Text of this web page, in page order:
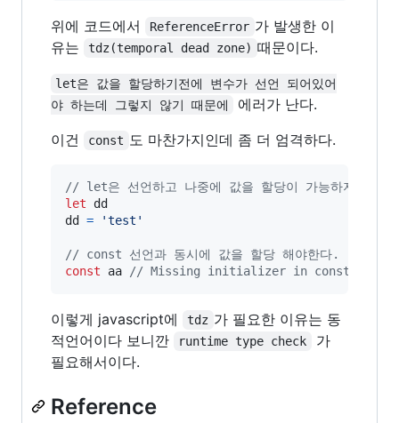
위에 코드에서 ReferenceError 가 발생한 이
유는
tdz(temporal dead zone) 때문이다.
let은 값을 할당하기전에 변수가 선언 되어있어
야 하는데 그렇지 않기 때문에
에러가 난다.
이건
const 도 마찬가지인데 좀 더 엄격하다.
// let은 선언하고 나중에 값을 할당이 가능하지만
let
dd
dd
= 'test'
// const 선언과 동시에 값을 할당 해야한다.
const
aa // Missing initializer in const
이렇게 javascript에 tdz 가 필요한 이유는 동
적언어이다 보니깐
runtime type check
가
필요해서이다.
Reference